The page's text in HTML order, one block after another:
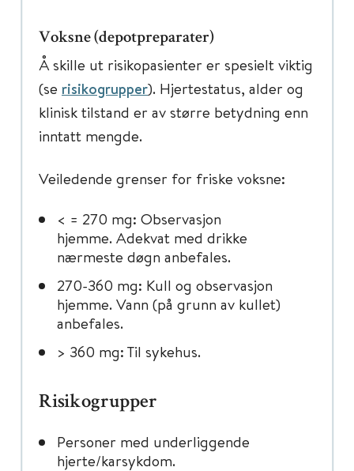
Voksne (depotpreparater)
Å skille ut risikopasienter er spesielt viktig
(se risikogrupper). Hjertestatus, alder og
klinisk tilstand er av større betydning enn
inntatt mengde.
Veiledende grenser for friske voksne:
< = 270 mg: Observasjon
hjemme. Adekvat med drikke
nærmeste døgn anbefales.
270-360 mg: Kull og observasjon
hjemme. Vann (på grunn av kullet)
anbefales.
> 360 mg: Til sykehus.
Risikogrupper
Personer med underliggende
hjerte/karsykdom.